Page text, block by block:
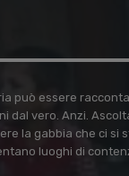
può essere
dal vero. Anzi.
la gabbia che ci si
luoghi di